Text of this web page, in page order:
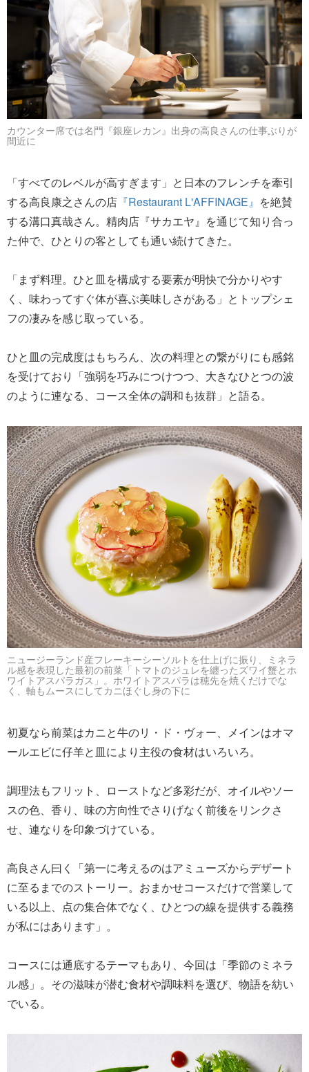
カウンター席では名門『銀座レカン』出身の高良さんの仕事ぶりが
間近に
「すべてのレベルが高すぎます」と日本のフレンチを牽引
する高良康之さんの店 『Restaurant L'AFFINAGE』 を絶賛
する溝口真哉さん。精肉店『サカエヤ』を通じて知り合っ
た仲で、ひとりの客としても通い続けてきた。
「まず料理。ひと皿を構成する要素が明快で分かりやす
く、味わってすぐ体が喜ぶ美味しさがある」とトップシェ
フの凄みを感じ取っている。
ひと皿の完成度はもちろん、次の料理との繋がりにも感銘
を受けており「強弱を巧みにつけつつ、大きなひとつの波
のように連なる、コース全体の調和も抜群」と語る。
ニュージーランド産フレーキーシーソルトを仕上げに振り、ミネラ
ル感を表現した最初の前菜「トマトのジュレを纏ったズワイ蟹とホ
ワイトアスパラガス」。ホワイトアスパラは穂先を焼くだけでな
く、軸もムースにしてカニほぐし身の下に
初夏なら前菜はカニと牛のリ・ド・ヴォー、メインはオマ
ールエビに仔羊と皿により主役の食材はいろいろ。
調理法もフリット、ローストなど多彩だが、オイルやソー
スの色、香り、味の方向性でさりげなく前後をリンクさ
せ、連なりを印象づけている。
高良さん曰く「第一に考えるのはアミューズからデザート
に至るまでのストーリー。おまかせコースだけで営業して
いる以上、点の集合体でなく、ひとつの線を提供する義務
が私にはあります」。
コースには通底するテーマもあり、今回は「季節のミネラ
ル感」。その滋味が潜む食材や調味料を選び、物語を紡い
でいる。